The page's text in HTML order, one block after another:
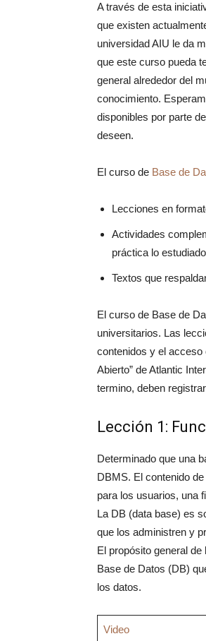
A través de esta
que existen
universidad AIU le da
que este curso pueda
general alrededor del
conocimiento.
disponibles por parte
deseen.
El curso de Base de
Lecciones en
Actividades
práctica lo
Textos que
El curso de Base de
universitarios. Las
contenidos y el acceso
Abierto” de Atlantic
termino, deben
Lección 1:
Determinado que una
DBMS. El contenido
para los usuarios, una
La DB (data base) es
que los administren y
El propósito general
Base de Datos (DB)
los datos.
Video